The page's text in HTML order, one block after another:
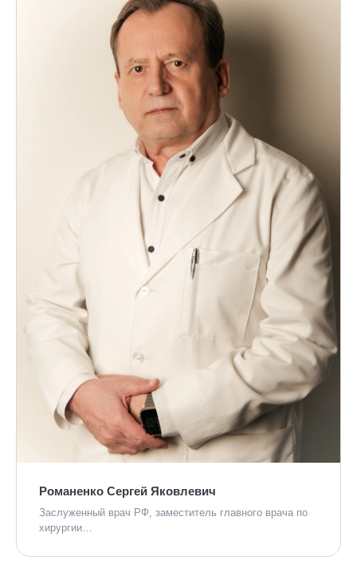
Романенко Сергей Яковлевич
Заслуженный врач РФ, заместитель главного врача по
хирургии…